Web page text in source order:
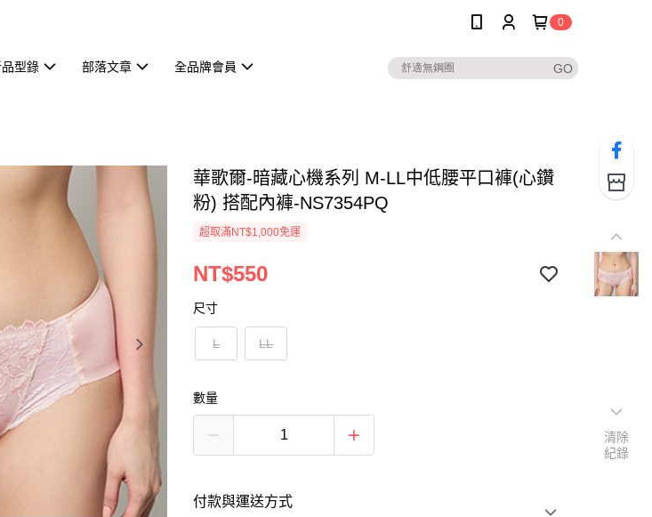
0
型錄 部落文章 全品牌會員
華歌爾-暗藏心機系列 M-LL中低腰平口褲(心鑽
粉) 搭配內褲-NS7354PQ
超取滿NT$1,000免運
NT$550
尺寸
L LL
數量
付款與運送方式
清除
紀錄